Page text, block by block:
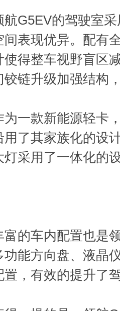
航G5EV的驾驶室
间表现优异。配有
使得整车视野盲区
铰链升级加强结构
为一款新能源轻卡
用了其家族化的设
灯采用了一体化的
富的车内配置也是
功能方向盘、液晶
置，有效的提升了